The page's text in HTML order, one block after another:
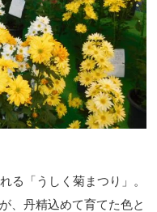
る「うしく菊まつり」。
、丹精込めて育てた色と